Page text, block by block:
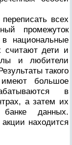
всех
промежуток
национальные
считают дети и
и любители
такого
имеют большое
в
а затем их
данных.
находится